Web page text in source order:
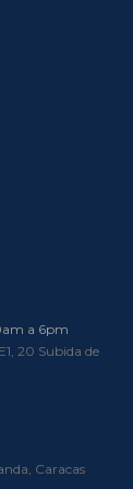
a 6pm
20 Subida de
Caracas